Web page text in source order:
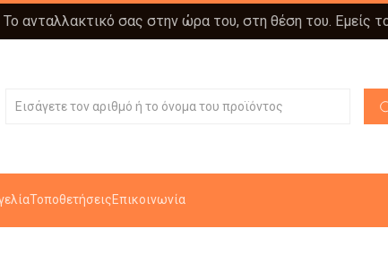
ανταλλακτικό σας στην ώρα του, στη θέση του. Εμείς
ΤοποθετήσειςΕπικοινωνία